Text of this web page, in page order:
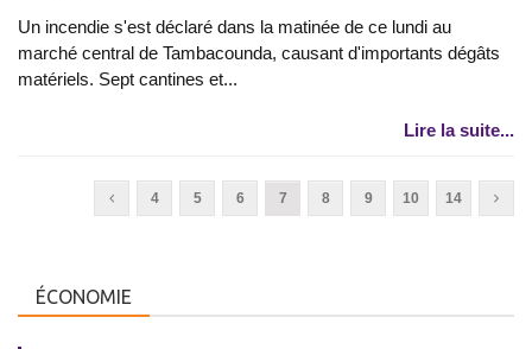
Un incendie s'est déclaré dans la matinée de ce lundi au
marché central de Tambacounda, causant d'importants dégâts
matériels. Sept cantines et...
Lire la suite...
4 5 6 7 8 9 10 14
ÉCONOMIE